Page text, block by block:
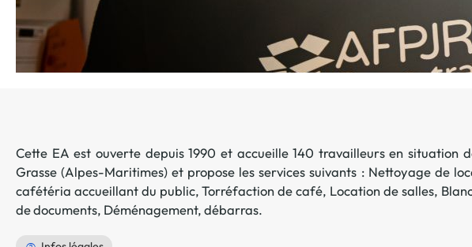
Cette EA est ouverte depuis 1990 et accueille 140 travailleurs en situation
Grasse (Alpes-Maritimes) et propose les services suivants : Nettoyage de
cafétéria accueillant du public,Torréfaction de café, Location de salles,
de documents, Déménagement, débarras.